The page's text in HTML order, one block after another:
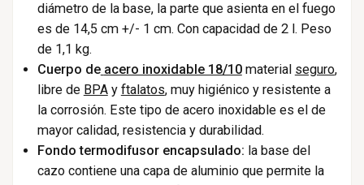
diámetro de la base, la parte que asienta en el fuego
es de 14,5 cm +/- 1 cm. Con capacidad de 2 l. Peso
de 1,1 kg.
Cuerpo de acero inoxidable 18/10 material seguro,
libre de BPAy ftalatos, muy higiénico y resistente a
la corrosión. Este tipo de acero inoxidable es el de
mayor calidad, resistencia y durabilidad.
Fondo termodifusor encapsulado: la base del
cazo contiene una capa de aluminio que permite la